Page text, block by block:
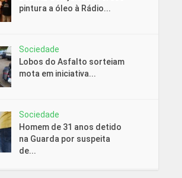
pintura a óleo à Rádio...
Sociedade
Lobos do Asfalto sorteiam
mota em iniciativa...
Sociedade
Homem de 31 anos detido
na Guarda por suspeita
de...